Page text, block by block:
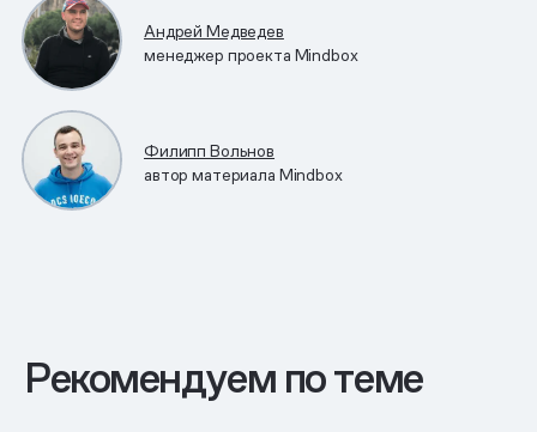
Андрей Медведев
менеджер проекта Mindbox
Филипп Вольнов
автор материала Mindbox
Рекомендуем по теме